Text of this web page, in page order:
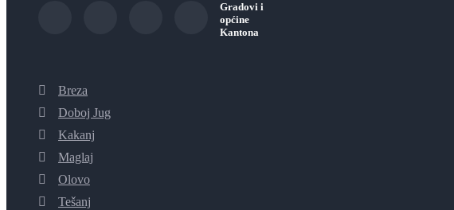
Gradovi i
općine
Kantona
Breza
Doboj Jug
Kakanj
Maglaj
Olovo
Tešanj